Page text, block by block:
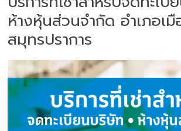
ห้างหุ้นส่วนจำกัด อำเภอเ
สมุทรปราการ